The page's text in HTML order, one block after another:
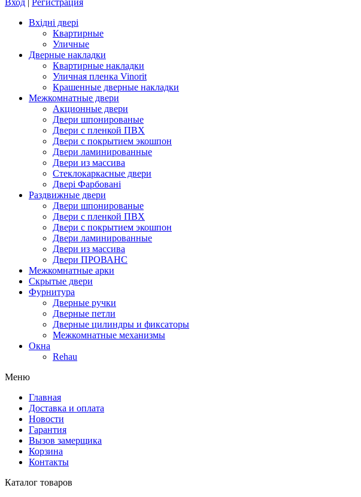
Вход
Регистрация
Вхідні двері
Квартирные
Уличные
Дверные накладки
Квартирные накладки
Уличная пленка Vinorit
Крашенные дверные накладки
Межкомнатные двери
Акционные двери
Двери шпонированые
Двери с пленкой ПВХ
Двери с покрытием экошпон
Двери ламинированные
Двери из массива
Стеклокаркасные двери
Двері Фарбовані
Раздвижные двери
Двери шпонированые
Двери с пленкой ПВХ
Двери с покрытием экошпон
Двери ламинированные
Двери из массива
Двери ПРОВАНС
Межкомнатные арки
Скрытые двери
Фурнитура
Дверные ручки
Дверные петли
Дверные цилиндры и фиксаторы
Межкомнатные механизмы
Окна
Rehau
Меню
Главная
Доставка и оплата
Новости
Гарантия
Вызов замерщика
Корзина
Контакты
Каталог товаров